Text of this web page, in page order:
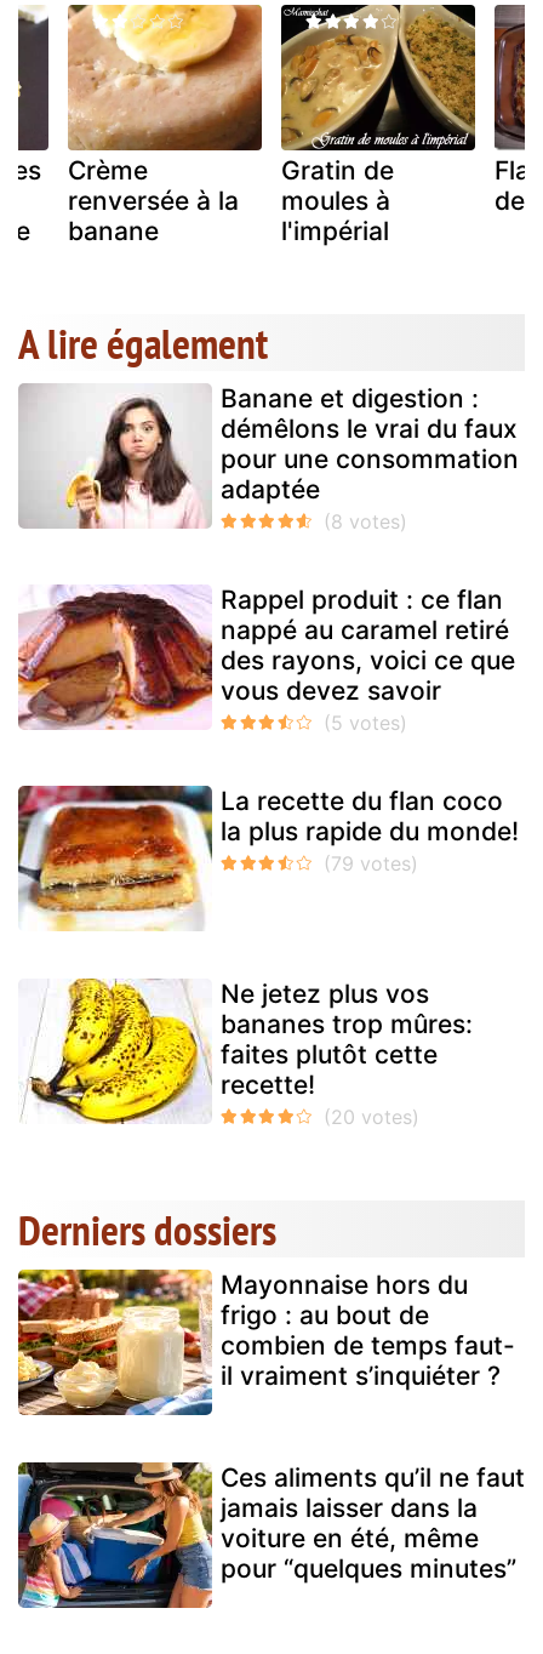
Crème
renversée à la
banane
Gratin de
moules à
l'impérial
de
A lire également
Banane et digestion :
démêlons le vrai du faux
pour une consommation
adaptée
Rappel produit : ce flan
nappé au caramel retiré
des rayons, voici ce que
vous devez savoir
La recette du flan coco
la plus rapide du monde!
Ne jetez plus vos
bananes trop mûres:
faites plutôt cette
recette!
Derniers dossiers
Mayonnaise hors du
frigo : au bout de
combien de temps faut-
il vraiment s’inquiéter ?
Ces aliments qu’il ne faut
jamais laisser dans la
voiture en été, même
pour “quelques minutes”